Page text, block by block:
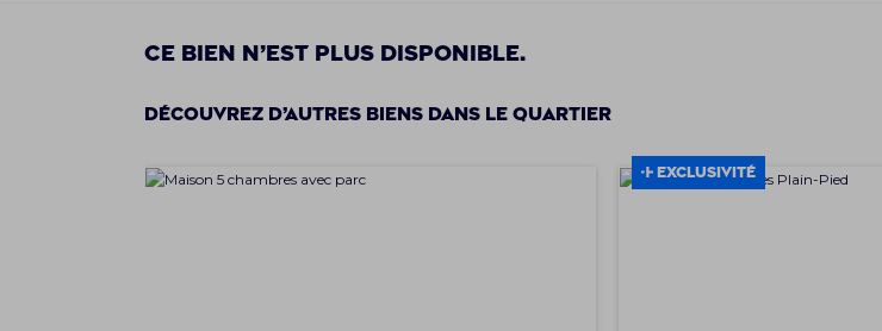
Ce bien n’est plus disponible.
Découvrez d’autres biens dans le quartier
EXCLUSIVITÉ